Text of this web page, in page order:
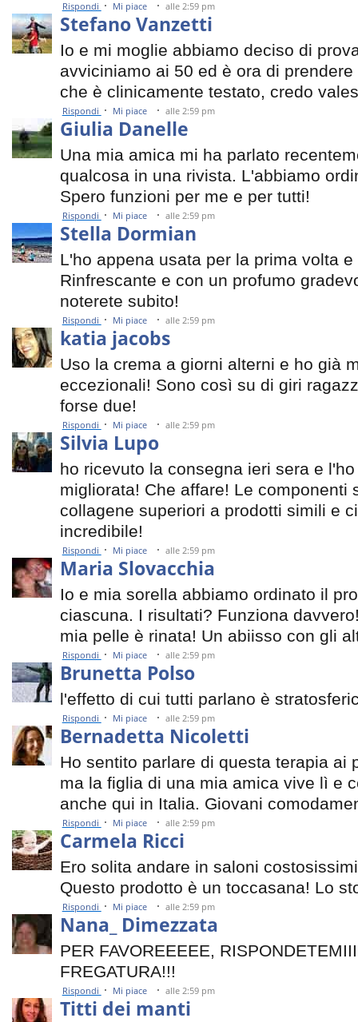
Rispondi · Mi piace · alle 2:59 pm
Stefano Vanzetti
Io e mi moglie abbiamo deciso di
avviciniamo ai 50 ed è ora di
che è clinicamente testato, credo
Rispondi · Mi piace · alle 2:59 pm
Giulia Danelle
Una mia amica mi ha parlato
qualcosa in una rivista. L'abbiamo
Spero funzioni per me e per tutti!
Rispondi · Mi piace · alle 2:59 pm
Stella Dormian
L'ho appena usata per la prima volta
Rinfrescante e con un profumo
noterete subito!
Rispondi · Mi piace · alle 2:59 pm
katia jacobs
Uso la crema a giorni alterni e ho già
eccezionali! Sono così su di giri
forse due!
Rispondi · Mi piace · alle 2:59 pm
Silvia Lupo
ho ricevuto la consegna ieri sera e
migliorata! Che affare! Le
collagene superiori a prodotti simili e
incredibile!
Rispondi · Mi piace · alle 2:59 pm
Maria Slovacchia
Io e mia sorella abbiamo ordinato il
ciascuna. I risultati? Funziona
mia pelle è rinata! Un abiisso con gli
Rispondi · Mi piace · alle 2:59 pm
Brunetta Polso
l'effetto di cui tutti parlano è
Rispondi · Mi piace · alle 2:59 pm
Bernadetta Nicoletti
Ho sentito parlare di questa terapia ai
ma la figlia di una mia amica vive lì e
anche qui in Italia. Giovani
Rispondi · Mi piace · alle 2:59 pm
Carmela Ricci
Ero solita andare in saloni
Questo prodotto è un toccasana! Lo
Rispondi · Mi piace · alle 2:59 pm
Nana_ Dimezzata
PER FAVOREEEEE,
FREGATURA!!!
Rispondi · Mi piace · alle 2:59 pm
Titti dei manti